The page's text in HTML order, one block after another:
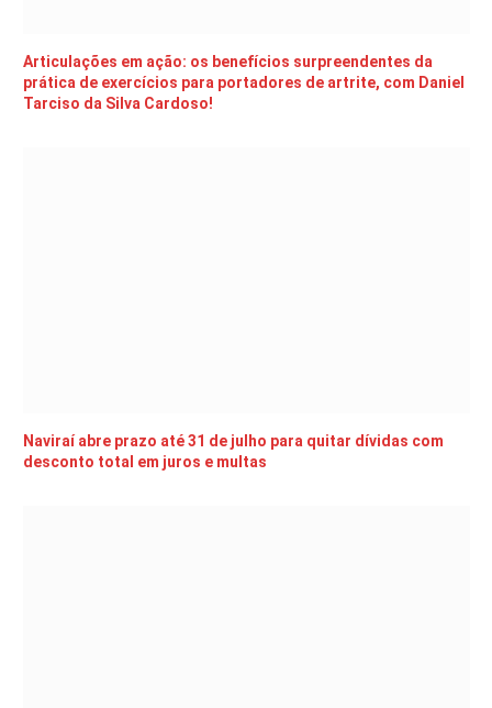
Articulações em ação: os benefícios surpreendentes da
prática de exercícios para portadores de artrite, com Daniel
Tarciso da Silva Cardoso!
Naviraí abre prazo até 31 de julho para quitar dívidas com
desconto total em juros e multas